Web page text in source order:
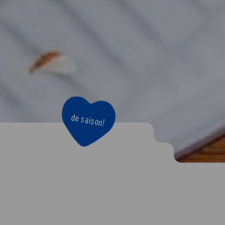
de saison!